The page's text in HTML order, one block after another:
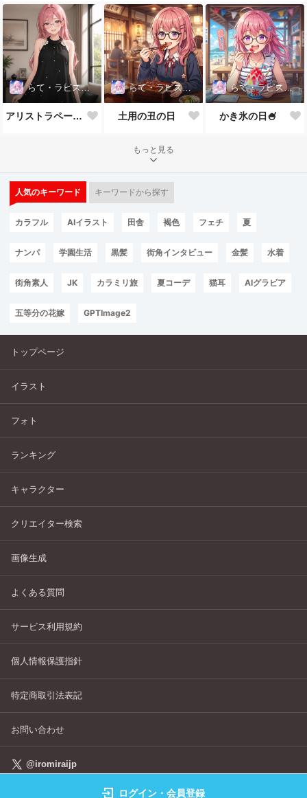
らて・ラピスラズリ
アリストラペーズワンピース
らて・ラピスラズリ
土用の丑の日
らて・ラピスラズリ
かき氷の日🍧
もっと見る
人気のキーワード キーワードから探す
カラフル AIイラスト 田舎 褐色 フェチ 夏
ナンパ 学園生活 黒髪 街角インタビュー 金髪 水着
街角素人 JK カラミリ旅 夏コーデ 猫耳 AIグラビア
五等分の花嫁 GPTImage2
トップページ
イラスト
フォト
ランキング
キャラクター
クリエイター検索
画像生成
よくある質問
サービス利用規約
個人情報保護指針
特定商取引法表記
お問い合わせ
@iromiraijp
ログイン・会員登録